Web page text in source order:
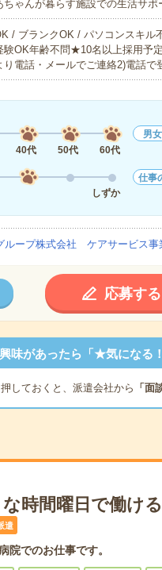
ちゃんが暮らす施設での生活サ
/ ブランクOK / パソコンスキル
験OK年齢不問★10名以上採用予
り電話・メールでご連絡2)電話
40代 50代 60代
男
しずか
仕事
ループ株式会社 ケアサービス事
応募する
興味があったら「★気になる
押しておくと、派遣会社から 「面
時間曜日で働け
遣
でのお仕事です。